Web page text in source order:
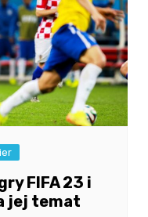
FIFA 23 i
jej temat